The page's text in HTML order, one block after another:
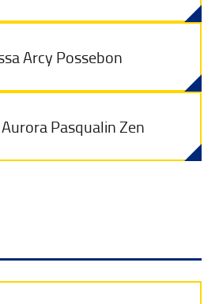
Arcy Possebon
Pasqualin Zen